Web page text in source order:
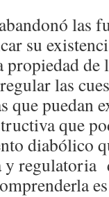
las
su
de
las
que puedan
que
diabólico
regulatoria